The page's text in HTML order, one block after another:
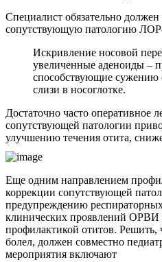
Специалист обязательно должен
сопутствующую патологию
Искривление носовой
увеличенные аденоиды –
способствующие сужению
слизи в носоглотке.
Достаточно часто оперативное
сопутствующей патологии
улучшению течения отита,
Еще одним направлением
коррекции сопутствующей
предупреждению
клинических проявлений ОРВИ
профилактикой отитов. Решить,
болел, должен совместно
мероприятия включают